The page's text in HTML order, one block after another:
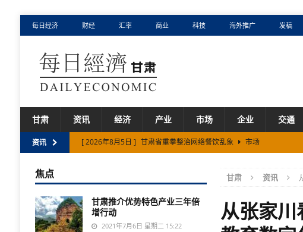
每日经济 财经 汇率 商业 科技 海外推广 发稿
甘肃 资讯 经济 产业 市场 企业 交通
资讯 [ 2026年8月5日 ] 甘肃省重拳整治网络餐饮乱象
市场
[ 2026年8月3日 ] 甘肃省二〇二六年上半年农业农村发展成效明显
甘肃省在不断开放中塑造发展新优势
市场
[ 2026年8月6日 ]
甘肃宁夏内蒙古跨省旅游小环线发布 市场
甘肃 资讯
从张家
焦点
甘肃推介优势特色产业三年倍
增行动
2021年7月6日 星期二 15:22